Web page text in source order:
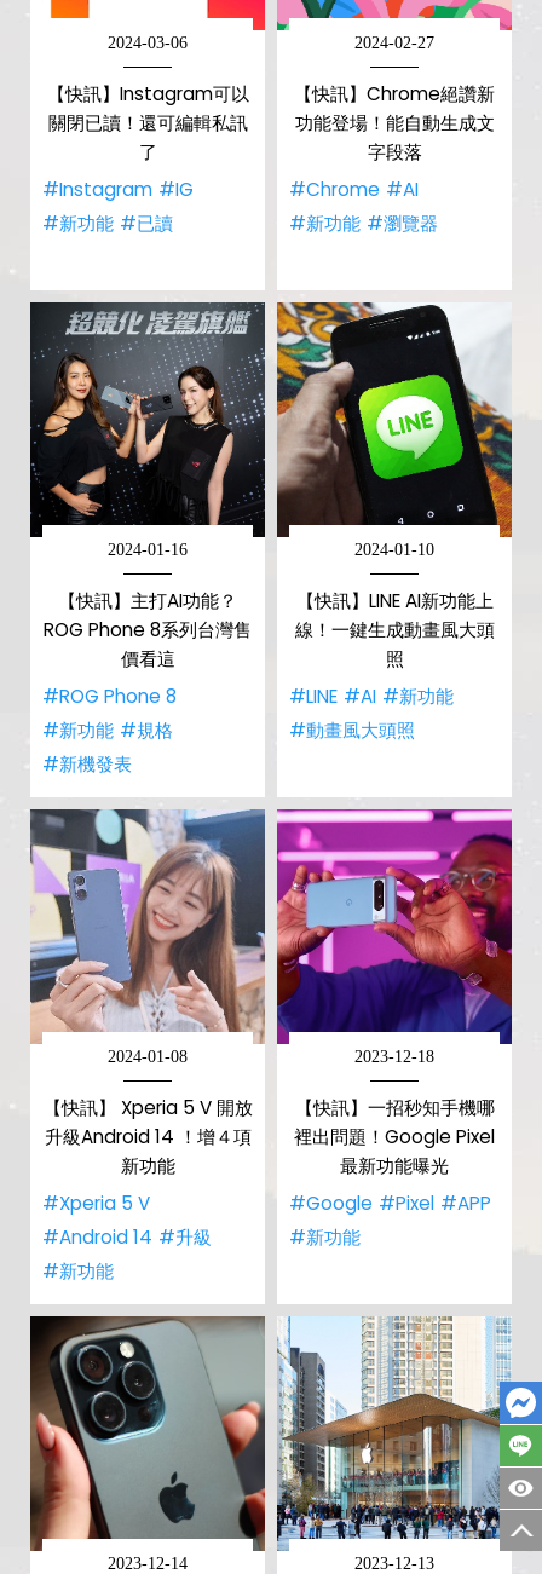
2024-03-06
【快訊】Instagram可以
關閉已讀！還可編輯私訊
了
#Instagram #IG
#新功能 #已讀
2024-02-27
【快訊】Chrome絕讚新
功能登場！能自動生成文
字段落
#Chrome #AI
#新功能 #瀏覽器
2024-01-16
【快訊】主打AI功能？
ROG Phone 8系列台灣售
價看這
#ROG Phone 8
#新功能 #規格
#新機發表
2024-01-10
【快訊】LINE AI新功能上
線！一鍵生成動畫風大頭
照
#LINE #AI #新功能
#動畫風大頭照
2024-01-08
【快訊】 Xperia 5 V 開放
升級Android 14 ！增４項
新功能
#Xperia 5 V
#Android 14 #升級
#新功能
2023-12-18
【快訊】一招秒知手機哪
裡出問題！Google Pixel
最新功能曝光
#Google #Pixel #APP
#新功能
2023-12-14 2023-12-13